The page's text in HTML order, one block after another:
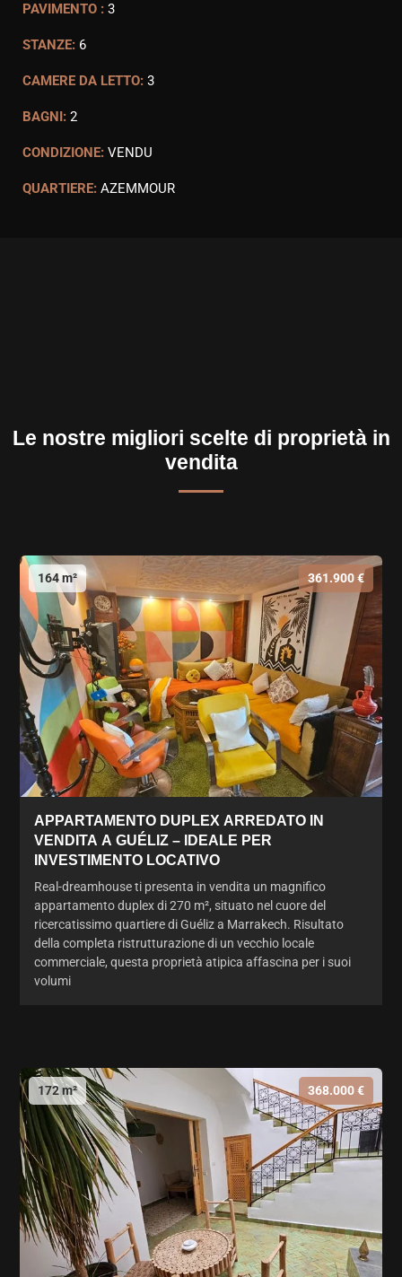
PAVIMENTO : 3
STANZE: 6
CAMERE DA LETTO: 3
BAGNI: 2
CONDIZIONE: VENDU
QUARTIERE: AZEMMOUR
Le nostre migliori scelte di proprietà in
vendita
164 m² 361.900 €
APPARTAMENTO DUPLEX ARREDATO IN
VENDITA A GUÉLIZ – IDEALE PER
INVESTIMENTO LOCATIVO
Real-dreamhouse ti presenta in vendita un magnifico
appartamento duplex di 270 m², situato nel cuore del
ricercatissimo quartiere di Guéliz a Marrakech. Risultato
della completa ristrutturazione di un vecchio locale
commerciale, questa proprietà atipica affascina per i suoi
volumi
172 m² 368.000 €